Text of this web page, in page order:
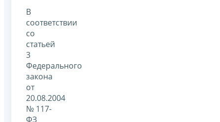
В
соответствии
со
статьей
3
Федерального
закона
от
20.08.2004
№ 117-
ФЗ